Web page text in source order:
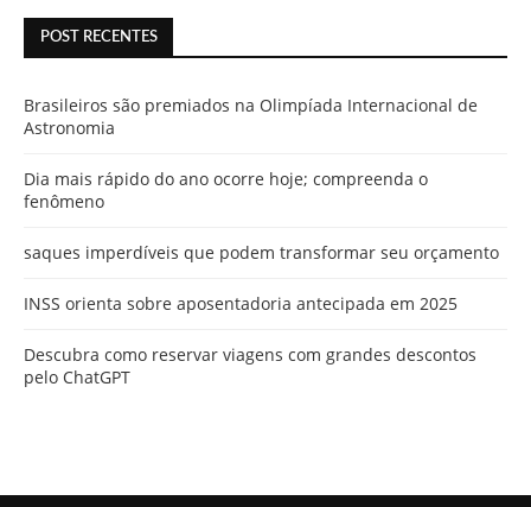
POST RECENTES
Brasileiros são premiados na Olimpíada Internacional de
Astronomia
Dia mais rápido do ano ocorre hoje; compreenda o
fenômeno
saques imperdíveis que podem transformar seu orçamento
INSS orienta sobre aposentadoria antecipada em 2025
Descubra como reservar viagens com grandes descontos
pelo ChatGPT